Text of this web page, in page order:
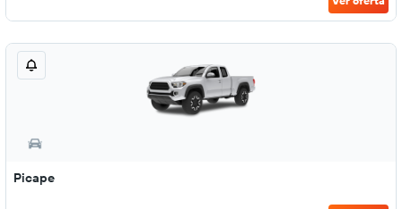
Picape